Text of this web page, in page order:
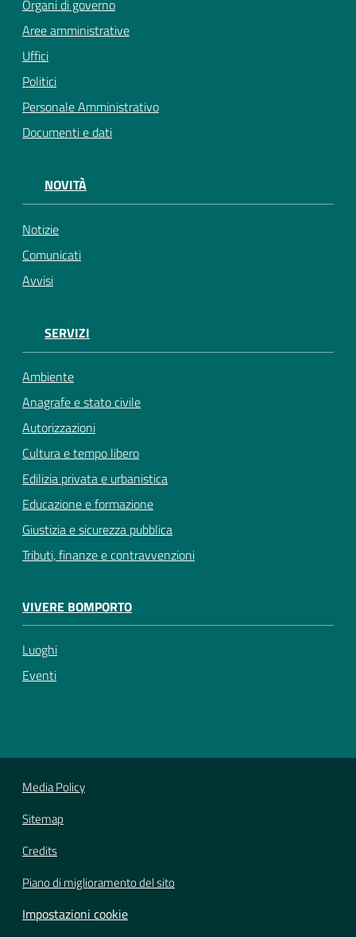
Organi di governo
Aree amministrative
Uffici
Politici
Personale Amministrativo
Documenti e dati
NOVITÀ
Notizie
Comunicati
Avvisi
SERVIZI
Ambiente
Anagrafe e stato civile
Autorizzazioni
Cultura e tempo libero
Edilizia privata e urbanistica
Educazione e formazione
Giustizia e sicurezza pubblica
Tributi, finanze e contravvenzioni
VIVERE BOMPORTO
Luoghi
Eventi
Media Policy
Sitemap
Credits
Piano di miglioramento del sito
Impostazioni cookie